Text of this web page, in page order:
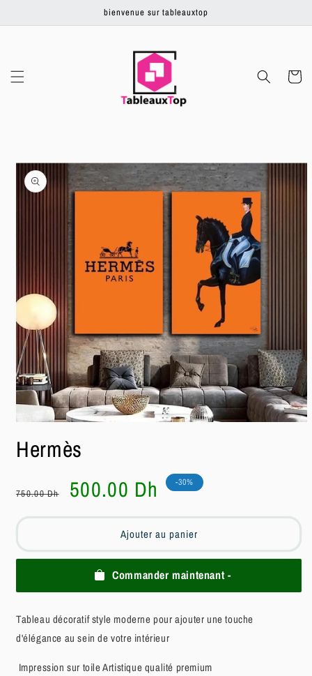
contenu
bienvenue sur tableauxtop
Panier
Passer aux
informations
produits
média
1
fenêtre
modale
Hermès
habituel
750.00 Dh
Prix
soldé
500.00 Dh -30%
Ajouter au panier
Commander maintenant -
Tableau décoratif style moderne pour ajouter une touche
d'élégance au sein de votre intérieur
Impression sur toile Artistique qualité premium